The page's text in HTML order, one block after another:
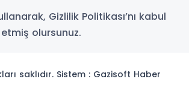
Gizlilik Politikası’nı kabul
olursunuz.
saklıdır. Sistem : Gazisoft Haber